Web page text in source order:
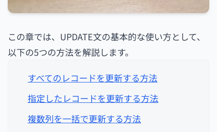
この章では、UPDATE文の基本的な使い方として、
以下の5つの方法を解説します。
すべてのレコードを更新する方法
指定したレコードを更新する方法
複数列を一括で更新する方法